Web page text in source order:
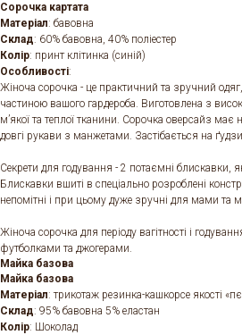
Сорочка картата
Матеріал: бавовна
Склад: 60% бавовна, 40% поліестер
Колір: принт клітинка (синій)
Особливості:
Жіноча сорочка - це практичний та зручний
частиною вашого гардероба. Виготовлена з
м’якої та теплої тканини. Сорочка оверсайз
довгі рукави з манжетами. Застібається на
Секрети для годування - 2 потаємні блискавки,
Блискавки вшиті в спеціально розроблені
непомітні і при цьому дуже зручні для мами та
Жіноча сорочка для періоду вагітності і
футболками та джогерами.
Майка базова
Майка базова
Матеріал: трикотаж резинка-кашкорсе якості
Склад: 95% бавовна 5% еластан
Колір: Шоколад